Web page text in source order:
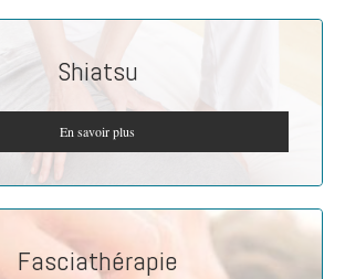
Shiatsu
En savoir plus
Fasciathérapie